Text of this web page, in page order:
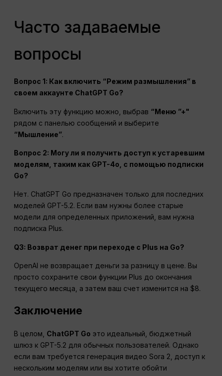
Часто задаваемые
вопросы
Вопрос 1: Как включить “Режим размышления” в
своем аккаунте ChatGPT Go?
Включить эту функцию можно, выбрав “Меню ”+"
рядом с панелью сообщений и выберите
“Мышление”.
Вопрос 2: Могу ли я получить доступ к устаревшим
моделям, таким как GPT-4o, с помощью подписки
Go?
Нет. ChatGPT Go предназначен только для последних
моделей GPT-5.2. Если вам нужны более старые
модели для определенных приложений, вам нужна
подписка Plus.
Q3: Возврат денег при переходе с Plus на Go?
OpenAI не возвращает деньги за разницу в цене. Вы
просто сохраните свои функции Plus до окончания
текущего месяца, а затем ваш счет изменится на $8.
Заключение
В целом, ChatGPT Go это идеальный, бюджетный
шлюз к GPT-5.2 для обычных пользователей. Однако
если вам требуется генерация видео Sora 2, доступ к
нескольким моделям или вы хотите обойти